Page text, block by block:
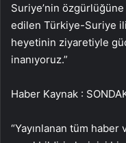
Suriye’nin
edilen Türkiye-Suriye
heyetinin ziyaretiyle
inanıyoruz.”
Haber Kaynak :
“Yayınlanan tüm